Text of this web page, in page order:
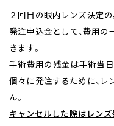
２回目の眼内レンズ決定
発注申込金として、費用の
きます。
手術費用の残金は手術当
個々に発注するために、
ん。
キャンセルした際はレンズ